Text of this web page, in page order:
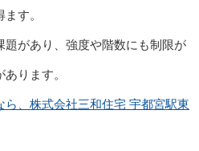
す。
題があり、強度や階数にも制限が
ります。
、株式会社三和住宅 宇都宮駅東